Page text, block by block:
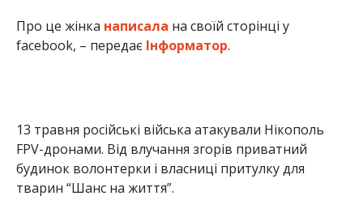
Про це жінка написала на своїй сторінці у
facebook, – передає Інформатор.
13 травня російські війська атакували Нікополь
FPV-дронами. Від влучання згорів приватний
будинок волонтерки і власниці притулку для
тварин “Шанс на життя”.